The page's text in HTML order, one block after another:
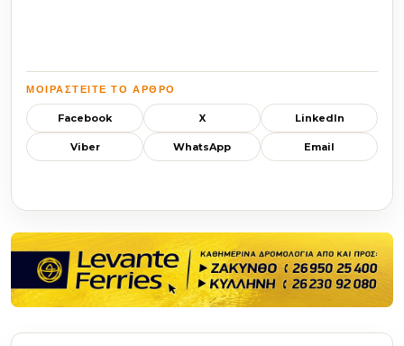
ΜΟΙΡΑΣΤΕΊΤΕ ΤΟ ΆΡΘΡΟ
Facebook X LinkedIn
Viber WhatsApp Email